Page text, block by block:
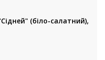
(біло-салатний),